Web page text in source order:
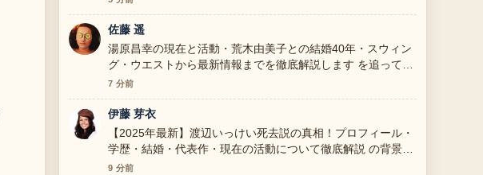
す。
佐藤 遥
湯原昌幸の現在と活動・荒木由美子との結婚40年・スウィン
グ・ウエストから最新情報までを徹底解説します を追ってい
ますが、この解説は落ち着いていて信頼できます。
7 分前
伊藤 芽衣
【2025年最新】渡辺いっけい死去説の真相！プロフィール・
学歴・結婚・代表作・現在の活動について徹底解説 の背景説
明が助かります。ライブ更新を続けてください。
9 分前